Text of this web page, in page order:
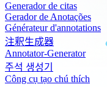
Generador de citas
Gerador de Anotações
Générateur d'annotations
注釈生成器
Annotator-Generator
주석 생성기
Công cụ tạo chú thích